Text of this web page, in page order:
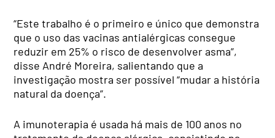
“Este trabalho é o primeiro e único que demonstra
que o uso das vacinas antialérgicas consegue
reduzir em 25% o risco de desenvolver asma”,
disse André Moreira, salientando que a
investigação mostra ser possível “mudar a história
natural da doença”.
A imunoterapia é usada há mais de 100 anos no